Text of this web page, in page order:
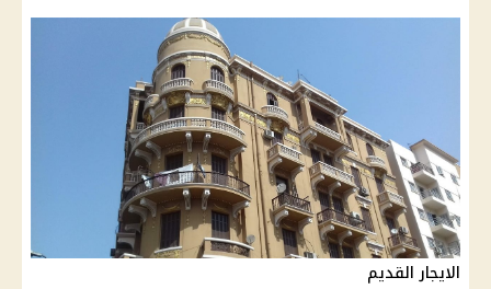
الايجار القديم